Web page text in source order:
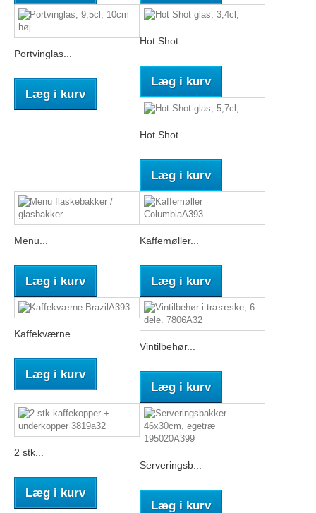
Portvinglas...
Læg i kurv
Hot Shot...
Læg i kurv
Hot Shot...
Læg i kurv
Menu...
Læg i kurv
Kaffemøller...
Læg i kurv
Kaffekværne...
Læg i kurv
Vintilbehør...
Læg i kurv
2 stk...
Læg i kurv
Serveringsb...
Læg i kurv